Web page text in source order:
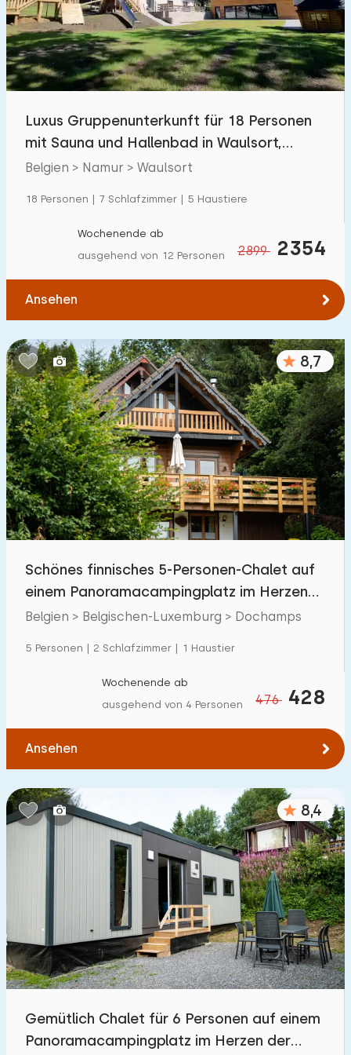
Schwimmbad 33
Eingezäunter Garten 1
Haustierfrei 5
Ladestation Auto
€ 0 — € 1000+
Schlafzimmern:
1 2 3 4 5
Badezimmer:
1 2 3 4 5
Entfernungen
Zum Meer(max. km):
Zum Wald(max. km):
5 10
1 2
Zu öffentlichen Verkehrsmitteln (max. km):
1 2 5
Nicht im Ferienpark 11
Im Ferienpark 22
Einfamilienhaus
Ferienbauernhof
Luxus Gruppenunterkunft für 18 Personen
mit Sauna und Hallenbad in Waulsort,
Belgien
Belgien > Namur > Waulsort
18 Personen | 7 Schlafzimmer | 5 Haustiere
2899 2354
Wochenende ab
ausgehend von 12 Personen
Ansehen
8,7
Schönes finnisches 5-Personen-Chalet auf
einem Panoramacampingplatz im Herzen
der Ardennen
Belgien > Belgischen-Luxemburg > Dochamps
5 Personen | 2 Schlafzimmer | 1 Haustier
476 428
Wochenende ab
ausgehend von 4 Personen
Ansehen
8,4
Gemütlich Chalet für 6 Personen auf einem
Panoramacampingplatz im Herzen der